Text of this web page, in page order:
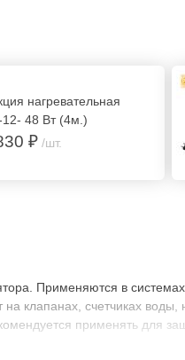
нагревательная
48 Вт (4м.)
₽ /шт.
Применяются в
клапанах, счетчиках воды,
применять для